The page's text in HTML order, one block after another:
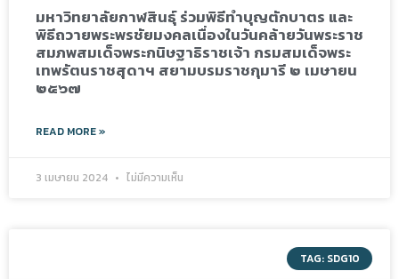
มหาวิทยาลัยกาฬสินธุ์ ร่วมพิธีทำบุญตักบาตร และ
พิธีถวายพระพรชัยมงคลเนื่องในวันคล้ายวันพระราช
สมภพสมเด็จพระกนิษฐาธิราชเจ้า กรมสมเด็จพระ
เทพรัตนราชสุดาฯ สยามบรมราชกุมารี ๒ เมษายน
๒๕๖๗
READ MORE »
3 เมษายน 2024 ไม่มีความเห็น
TAG: SDG10